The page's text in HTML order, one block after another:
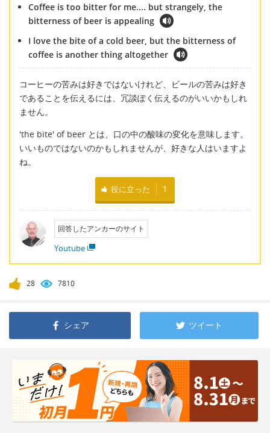
Coffee is too bitter for me.... but strangely, the
bitterness of beer is appealing
I love the bite of a cold beer, but the bitterness of
coffee is another thing altogether
コーヒーの苦みは好きではないけれど、ビールの苦みは好き
であることを伝えるには、冗談ぽく伝えるのがいいかもしれ
ません。
'the bite' of beer とは、口の中の酸味の変化を意味します。
いいものではないのかもしれませんが、好きな人はいますよ
ね。
役に立った 1
回答したアンカーのサイト
Youtube
28 7810
シェア ツイート